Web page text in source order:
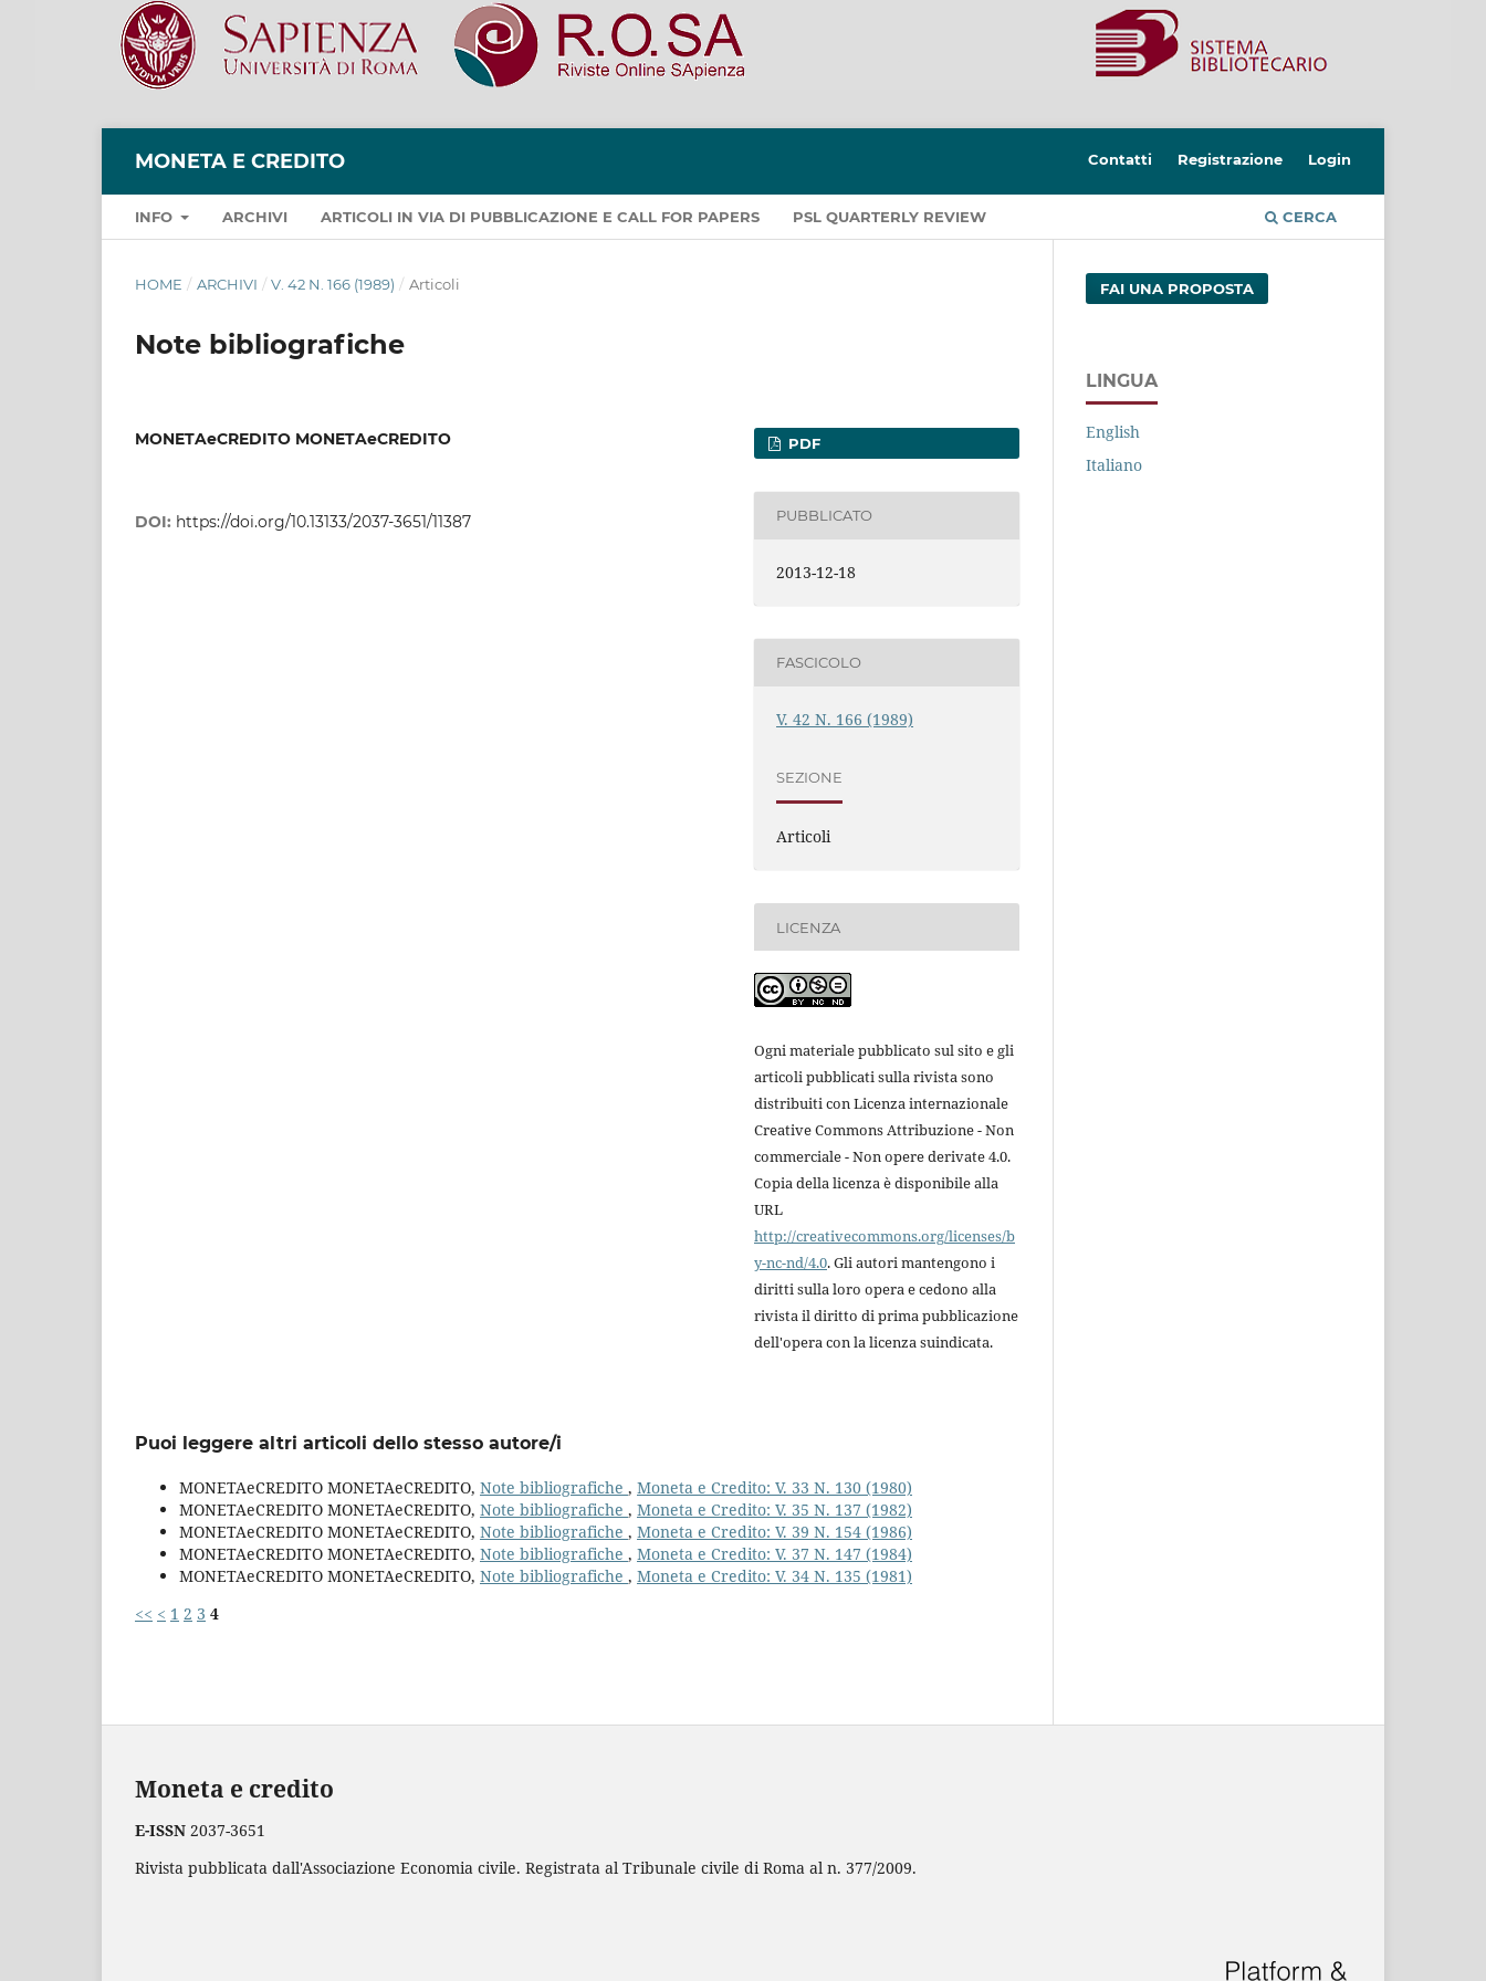
MONETA E CREDITO
INFO ARCHIVI ARTICOLI IN VIA DI PUBBLICAZIONE E CALL FOR PAPERS PSL QUARTERLY REVIEW CERCA
Contatti Registrazione Login
HOME / ARCHIVI / V. 42 N. 166 (1989) / Articoli
Note bibliografiche
MONETAeCREDITO MONETAeCREDITO
DOI: https://doi.org/10.13133/2037-3651/11387
PDF
PUBBLICATO
2013-12-18
FASCICOLO
V. 42 N. 166 (1989)
SEZIONE
Articoli
LICENZA
Ogni materiale pubblicato sul sito e gli
articoli pubblicati sulla rivista sono
distribuiti con Licenza internazionale
Creative Commons Attribuzione - Non
commerciale - Non opere derivate 4.0.
Copia della licenza è disponibile alla
URL
http://creativecommons.org/licenses/b
y-nc-nd/4.0. Gli autori mantengono i
diritti sulla loro opera e cedono alla
rivista il diritto di prima pubblicazione
dell'opera con la licenza suindicata.
Puoi leggere altri articoli dello stesso autore/i
MONETAeCREDITO MONETAeCREDITO, Note bibliografiche , Moneta e Credito: V. 33 N. 130 (1980)
MONETAeCREDITO MONETAeCREDITO, Note bibliografiche , Moneta e Credito: V. 35 N. 137 (1982)
MONETAeCREDITO MONETAeCREDITO, Note bibliografiche , Moneta e Credito: V. 39 N. 154 (1986)
MONETAeCREDITO MONETAeCREDITO, Note bibliografiche , Moneta e Credito: V. 37 N. 147 (1984)
MONETAeCREDITO MONETAeCREDITO, Note bibliografiche , Moneta e Credito: V. 34 N. 135 (1981)
<< < 1 2 3 4
FAI UNA PROPOSTA
LINGUA
English
Italiano
Moneta e credito
E-ISSN 2037-3651
Rivista pubblicata dall'Associazione Economia civile. Registrata al Tribunale civile di Roma al n. 377/2009.